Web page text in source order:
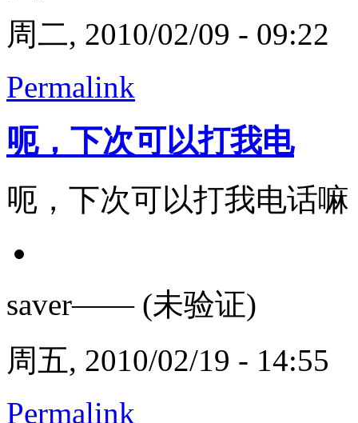
周二, 2010/02/09 - 09:22
Permalink
呃，下次可以打我电
呃，下次可以打我电话
saver—— (未验证)
周五, 2010/02/19 - 14:55
Permalink